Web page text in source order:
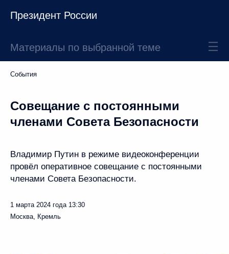
Президент России
Материалы по выбранной теме
События
Совещание с постоянными
членами Совета Безопасности
Владимир Путин в режиме видеоконференции
провёл оперативное совещание с постоянными
членами Совета Безопасности.
1 марта 2024 года 13:30
Москва, Кремль